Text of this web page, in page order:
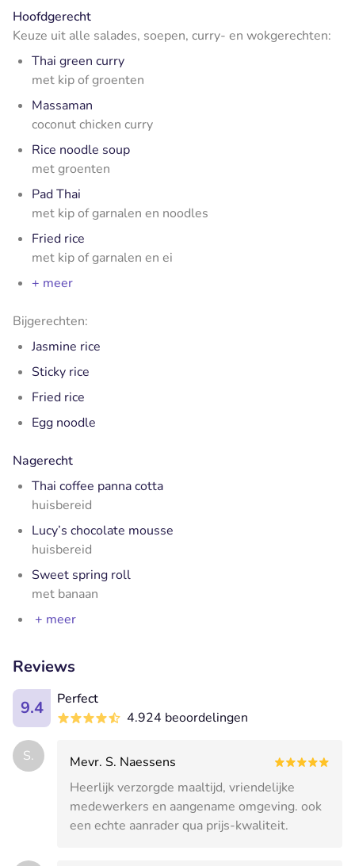
Hoofdgerecht
Keuze uit alle salades, soepen, curry- en wokgerechten:
Thai green curry
met kip of groenten
Massaman
coconut chicken curry
Rice noodle soup
met groenten
Pad Thai
met kip of garnalen en noodles
Fried rice
met kip of garnalen en ei
+ meer
Bijgerechten:
Jasmine rice
Sticky rice
Fried rice
Egg noodle
Nagerecht
Thai coffee panna cotta
huisbereid
Lucy’s chocolate mousse
huisbereid
Sweet spring roll
met banaan
+ meer
Reviews
9.4
Perfect
4.924 beoordelingen
S.
Mevr. S. Naessens
Heerlijk verzorgde maaltijd, vriendelijke
medewerkers en aangename omgeving. ook
een echte aanrader qua prijs-kwaliteit.